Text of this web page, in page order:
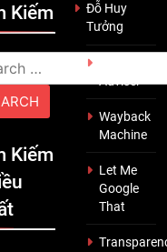
Kiếm
Kiếm
Đỗ Huy
Tưởng
Adviser
Wayback
Machine
Let Me
Google
That